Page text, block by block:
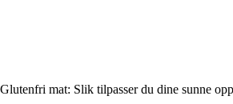
Glutenfri mat: Slik tilpasser du dine sunne